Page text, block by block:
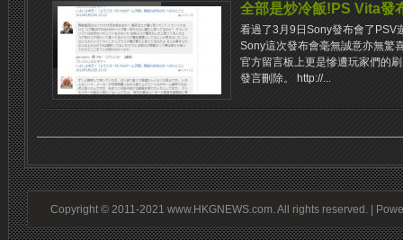
全部是炒冷飯!PS Vita發
看過了3月9日Sony發布會了PSV
Sony這次發布會毫無誠意亦無驚
官方留言板上更是慘遭玩家們的
發言刪除。 http://...
Copyright © 2011-2021 www.HKGNEWS.com. All rights reserved. |